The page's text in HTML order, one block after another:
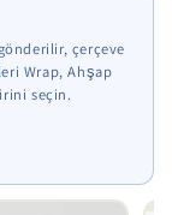
çerçeve
Wrap, Ahşap
seçin.